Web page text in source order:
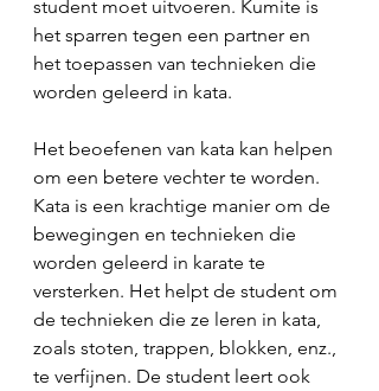
student moet uitvoeren. Kumite is
het sparren tegen een partner en
het toepassen van technieken die
worden geleerd in kata.
Het beoefenen van kata kan helpen
om een betere vechter te worden.
Kata is een krachtige manier om de
bewegingen en technieken die
worden geleerd in karate te
versterken. Het helpt de student om
de technieken die ze leren in kata,
zoals stoten, trappen, blokken, enz.,
te verfijnen. De student leert ook